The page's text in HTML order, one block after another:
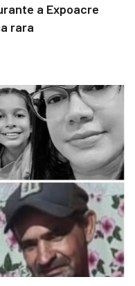
a Expoacre
rara